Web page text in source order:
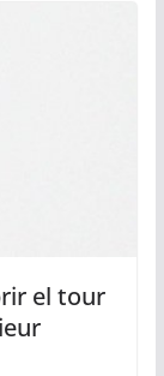
el tour